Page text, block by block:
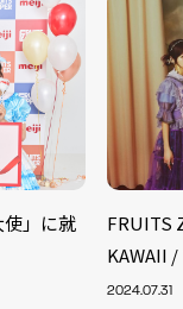
」に就
FRUITS
KAWAII
2024.07.31